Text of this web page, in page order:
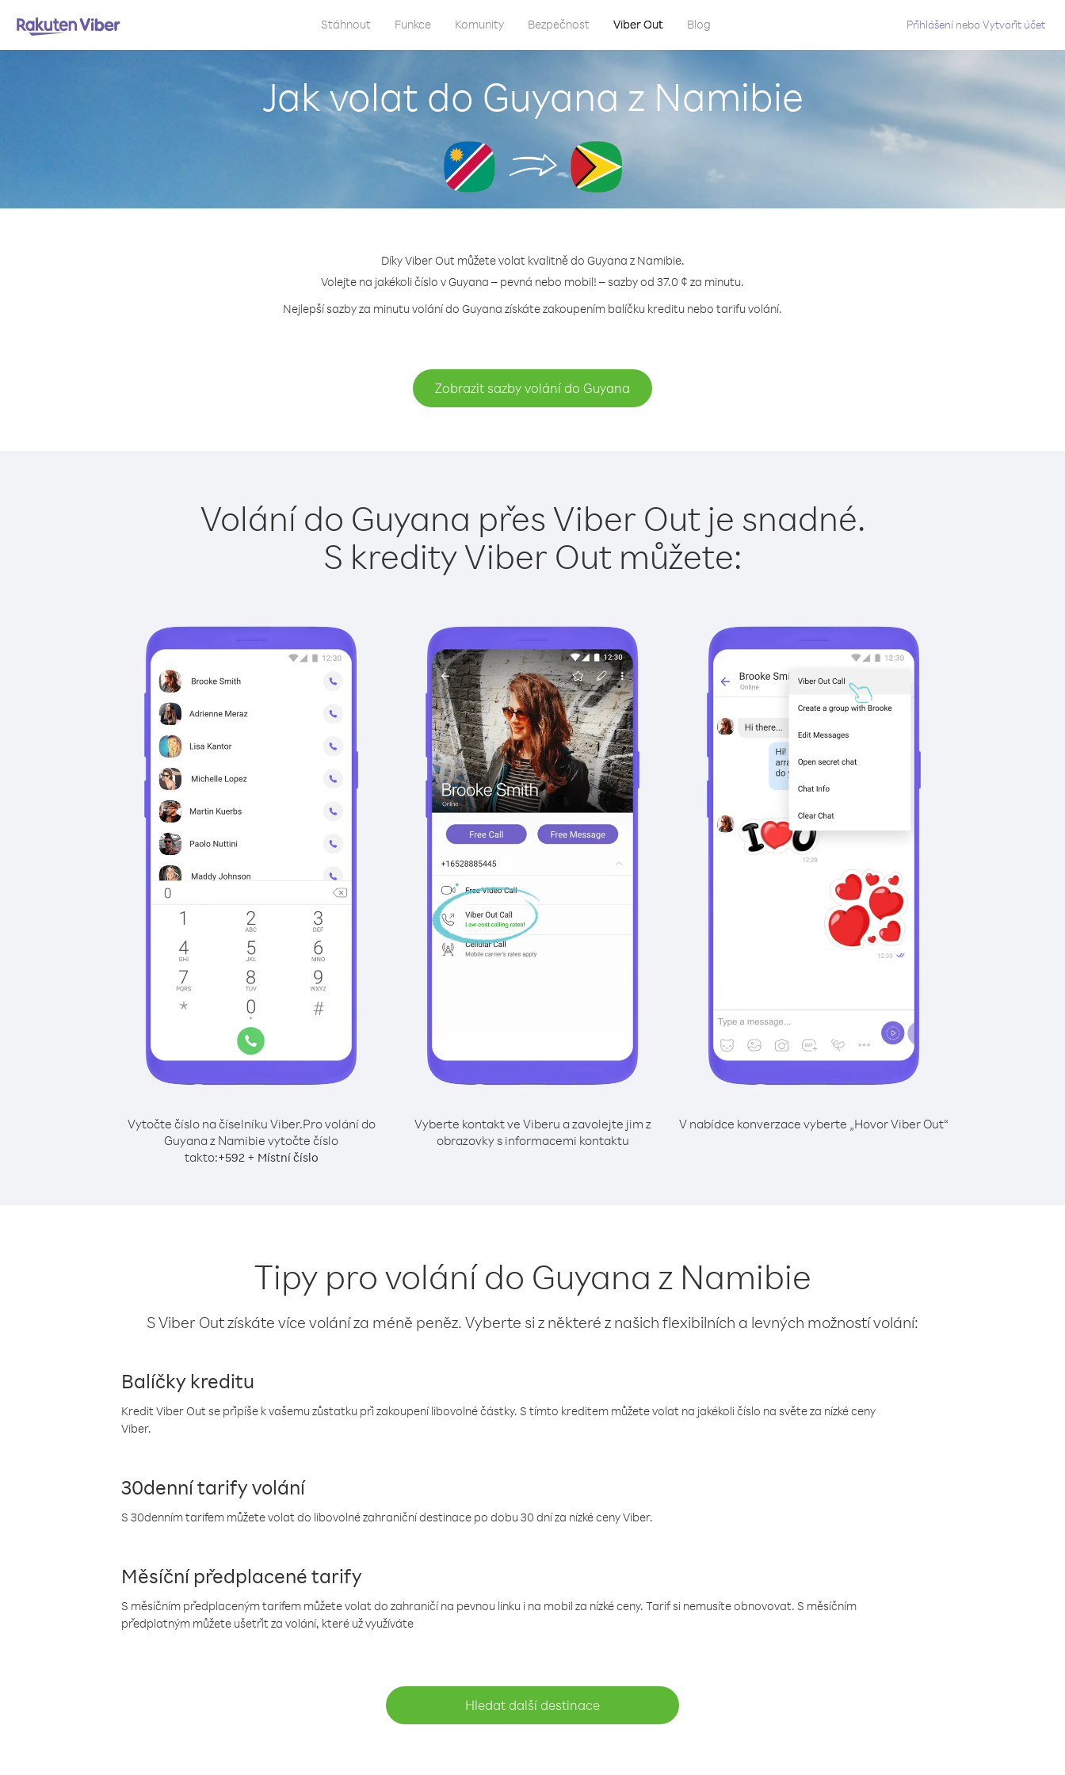
Stáhnout Funkce Komunity Bezpečnost Viber Out Blog Přihlášení neboVytvořit účet
Jak volat do Guyana z Namibie
Díky Viber Out můžete volat kvalitně do Guyana z Namibie.
Volejte na jakékoli číslo v Guyana – pevná nebo mobil! – sazby od 37.0 ¢ za minutu.
Nejlepší sazby za minutu volání do Guyana získáte zakoupením balíčku kreditu nebo tarifu volání.
Zobrazit sazby volání do Guyana
Volání do Guyana přes Viber Out je snadné.
S kredity Viber Out můžete:
Vytočte číslo na číselníku Viber.Pro volání do
Guyana z Namibie vytočte číslo
takto:+592+ Místní číslo
Vyberte kontakt ve Viberu a zavolejte jim z
obrazovky s informacemi kontaktu
V nabídce konverzace vyberte „Hovor Viber Out“
Tipy pro volání do Guyana z Namibie
S Viber Out získáte více volání za méně peněz. Vyberte si z některé z našich flexibilních a levných možností volání:
Balíčky kreditu
Kredit Viber Out se připíše k vašemu zůstatku při zakoupení libovolné částky. S tímto kreditem můžete volat na jakékoli číslo na světe za nízké ceny
Viber.
30denní tarify volání
S 30denním tarifem můžete volat do libovolné zahraniční destinace po dobu 30 dní za nízké ceny Viber.
Měsíční předplacené tarify
S měsíčním předplaceným tarifem můžete volat do zahraničí na pevnou linku i na mobil za nízké ceny. Tarif si nemusíte obnovovat. S měsíčním
předplatným můžete ušetřit za volání, které už využíváte
Hledat další destinace